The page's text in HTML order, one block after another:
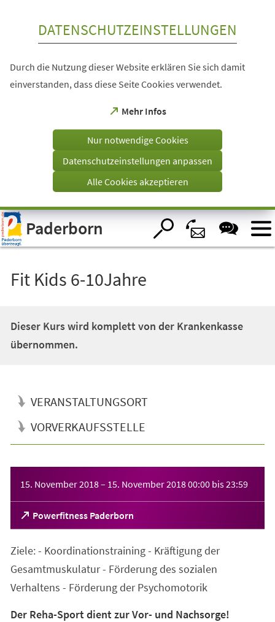
Visuelle
Assistenzsoftware
öffnen.
DATENSCHUTZEINSTELLUNGEN
Durch die Nutzung dieser Website erklären Sie sich damit
einverstanden, dass diese Seite Cookies verwendet.
Mehr Infos
(Öffnet
einem
Tab)
Nur notwendige Cookies
Datenschutzeinstellungen anpassen
Alle Cookies akzeptieren
Paderborn
Fit Kids 6-10Jahre
Dieser Kurs wird komplett von der Krankenkasse
übernommen.
VERANSTALTUNGSORT
VORVERKAUFSSTELLE
15. November 2018– 15. November 201800:00 bis23:59
Powerfitness Paderborn
(Öffnet
in
neuen
Ziele: - Koordinationstraining - Kräftigung der
Gesamtmuskulatur - Förderung des sozialen
Verhaltens - Förderung der Psychomotorik
Der Reha-Sport dient zur Vor- und Nachsorge!